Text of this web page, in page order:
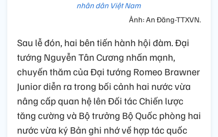
nhân dân Việt Nam
Ảnh: An Đăng-TTXVN.
Sau lễ đón, hai bên tiến hành hội đàm. Đại
tướng Nguyễn Tân Cương nhấn mạnh,
chuyến thăm của Đại tướng Romeo Brawner
Junior diễn ra trong bối cảnh hai nước vừa
nâng cấp quan hệ lên Đối tác Chiến lược
tăng cường và Bộ trưởng Bộ Quốc phòng hai
nước vừa ký Bản ghi nhớ về hợp tác quốc